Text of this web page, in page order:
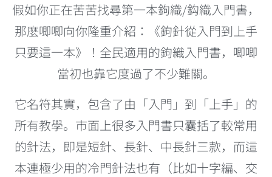
假如你正在苦苦找尋第一本鉤織/鈎織入門書，
那麼唧唧向你隆重介紹：《鉤針從入門到上手
只要這一本》！全民適用的鉤織入門書，唧唧
當初也靠它度過了不少難關。
它名符其實，包含了由「入門」到「上手」的
所有教學。市面上很多入門書只囊括了較常用
的針法，即是短針、長針、中長針三款，而這
本連極少用的冷門針法也有（比如十字編、交